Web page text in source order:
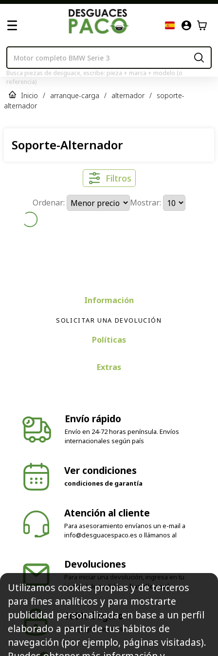
Busca piezas de desguace, escribe: pieza + marca + modelo (o
referencia)
Inicio / arranque-carga / alternador / soporte-
alternador
Soporte-Alternador
Filtros
Ordenar: Mostrar:
Información
SOLICITAR UNA DEVOLUCIÓN
Políticas
Extras
Envío rápido
Envío en 24-72 horas península. Envíos
internacionales según país
Ver condiciones
condiciones de garantía
Atención al cliente
Para asesoramiento envíanos un e-mail a
info@desguacespaco.es o llámanos al
Devoluciones
Para iniciar una devolución, ingresa en tu
historial de pedidos o haz clic aquí
100% Seguro
Solo pagos seguros
Utilizamos cookies propias y de terceros
para fines analíticos y para mostrarte
publicidad personalizada en base a un perfil
elaborado a partir de tus hábitos de
navegación (por ejemplo, páginas visitadas).